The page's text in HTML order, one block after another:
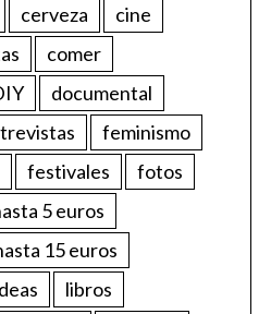
cerveza
cine
comer
documental
feminismo
festivales
fotos
5 euros
15 euros
libros